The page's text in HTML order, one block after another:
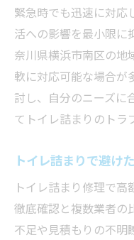
緊急時でも迅速に対応
活への影響を最小限に
奈川県横浜市南区の地
軟に対応可能な場合が
討し、自分のニーズに
てトイレ詰まりのトラ
トイレ詰まりで避け
トイレ詰まり修理で
徹底確認と複数業者の
不足や見積もりの不明